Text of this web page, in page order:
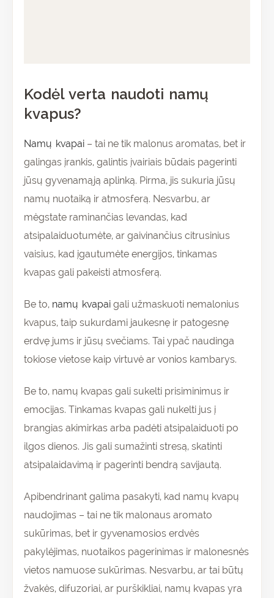
Kodėl verta naudoti namų
kvapus?
Namų kvapai – tai ne tik malonus aromatas, bet ir
galingas įrankis, galintis įvairiais būdais pagerinti
jūsų gyvenamąją aplinką. Pirma, jis sukuria jūsų
namų nuotaiką ir atmosferą. Nesvarbu, ar
mėgstate raminančias levandas, kad
atsipalaiduotumėte, ar gaivinančius citrusinius
vaisius, kad įgautumėte energijos, tinkamas
kvapas gali pakeisti atmosferą.
Be to, namų kvapai gali užmaskuoti nemalonius
kvapus, taip sukurdami jaukesnę ir patogesnę
erdvę jums ir jūsų svečiams. Tai ypač naudinga
tokiose vietose kaip virtuvė ar vonios kambarys.
Be to, namų kvapas gali sukelti prisiminimus ir
emocijas. Tinkamas kvapas gali nukelti jus į
brangias akimirkas arba padėti atsipalaiduoti po
ilgos dienos. Jis gali sumažinti stresą, skatinti
atsipalaidavimą ir pagerinti bendrą savijautą.
Apibendrinant galima pasakyti, kad namų kvapų
naudojimas – tai ne tik malonaus aromato
sukūrimas, bet ir gyvenamosios erdvės
pakylėjimas, nuotaikos pagerinimas ir malonesnės
vietos namuose sukūrimas. Nesvarbu, ar tai būtų
žvakės, difuzoriai, ar purškikliai, namų kvapas yra